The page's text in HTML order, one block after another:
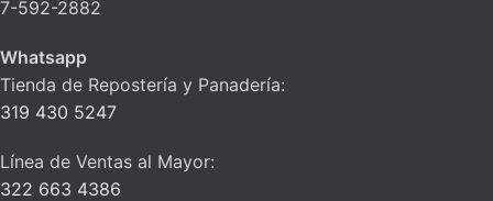
7-592-2882
Whatsapp
Tienda de Repostería y Panadería:
319 430 5247
Línea de Ventas al Mayor:
322 663 4386